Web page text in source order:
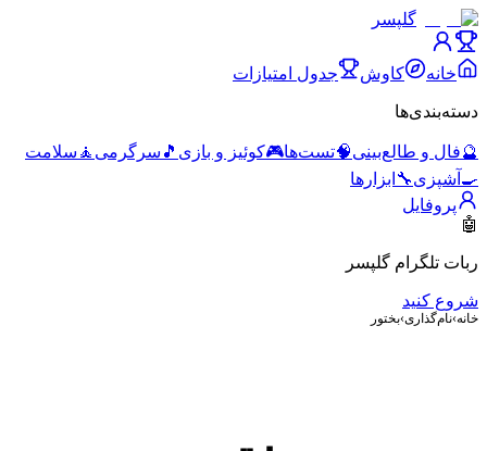
گلپسر
خانه کاوش جدول امتیازات
دسته‌بندی‌ها
🔮فال و طالع‌بینی🧠تست‌ها🎮کوئیز و بازی 🎵 سرگرمی 🧘 سلامت
🍳 آشپزی🔧 ابزارها
پروفایل
🤖
ربات تلگرام گلپسر
شروع کنید
خانه›نام‌گذاری›بختور